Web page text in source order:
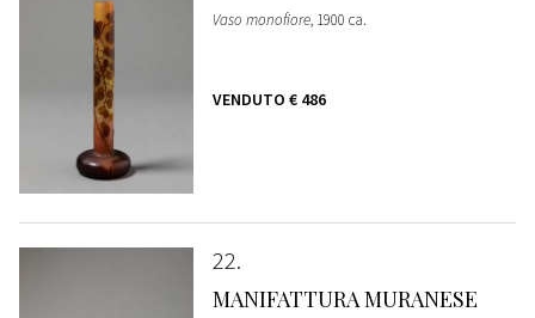
Vaso monofiore, 1900 ca.
VENDUTO € 486
22
MANIFATTURA MURANESE